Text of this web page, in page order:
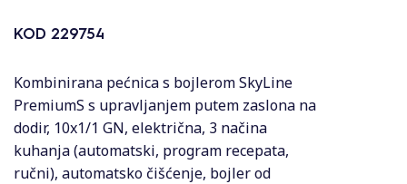
KOD 229754
Kombinirana pećnica s bojlerom SkyLine
PremiumS s upravljanjem putem zaslona na
dodir, 10x1/1 GN, električna, 3 načina
kuhanja (automatski, program recepata,
ručni), automatsko čišćenje, bojler od